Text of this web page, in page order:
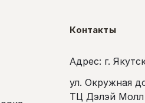
Контакты
Адрес: г.
ул. Окружная
ТЦ Дэлэй Молл